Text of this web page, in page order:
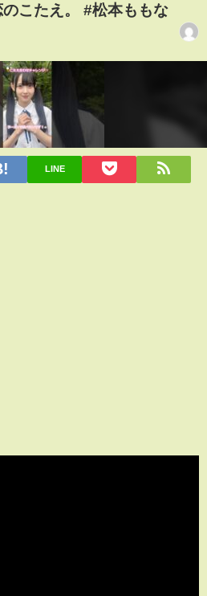
こたえ。 #松本ももな
LINE